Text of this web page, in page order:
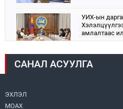
УИХ-ын
амлалтаас
Монголбанк
САНАЛ АСУУЛГА
ЭХЛЭЛ
МОАХ